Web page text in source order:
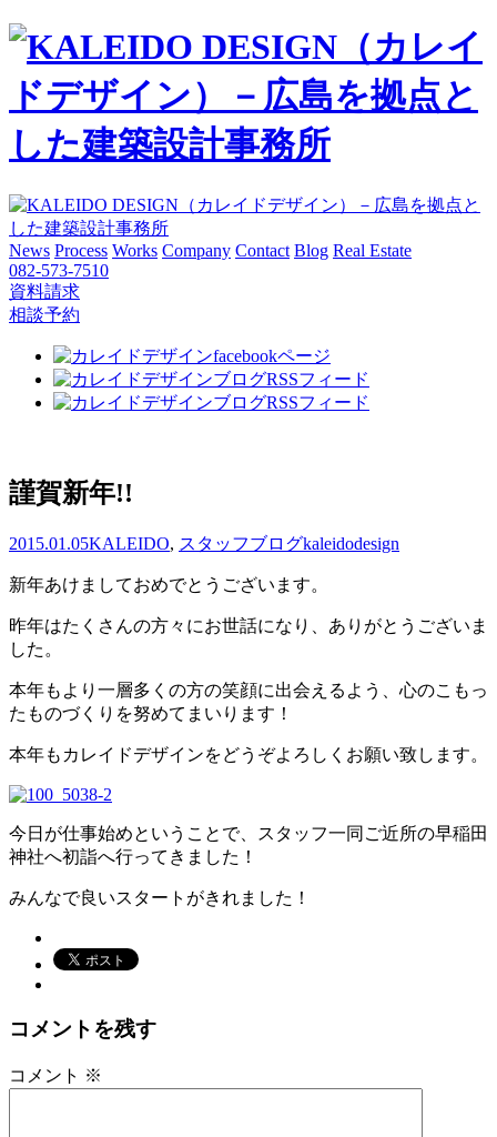
News Process Works Company Contact Blog Real Estate
082-573-7510
資料請求
相談予約
謹賀新年!!
2015.01.05KALEIDO, スタッフブログkaleidodesign
新年あけましておめでとうございます。
昨年はたくさんの方々にお世話になり、ありがとうございま
した。
本年もより一層多くの方の笑顔に出会えるよう、心のこもっ
たものづくりを努めてまいります！
本年もカレイドデザインをどうぞよろしくお願い致します。
今日が仕事始めということで、スタッフ一同ご近所の早稲田
神社へ初詣へ行ってきました！
みんなで良いスタートがきれました！
コメントを残す
コメント ※